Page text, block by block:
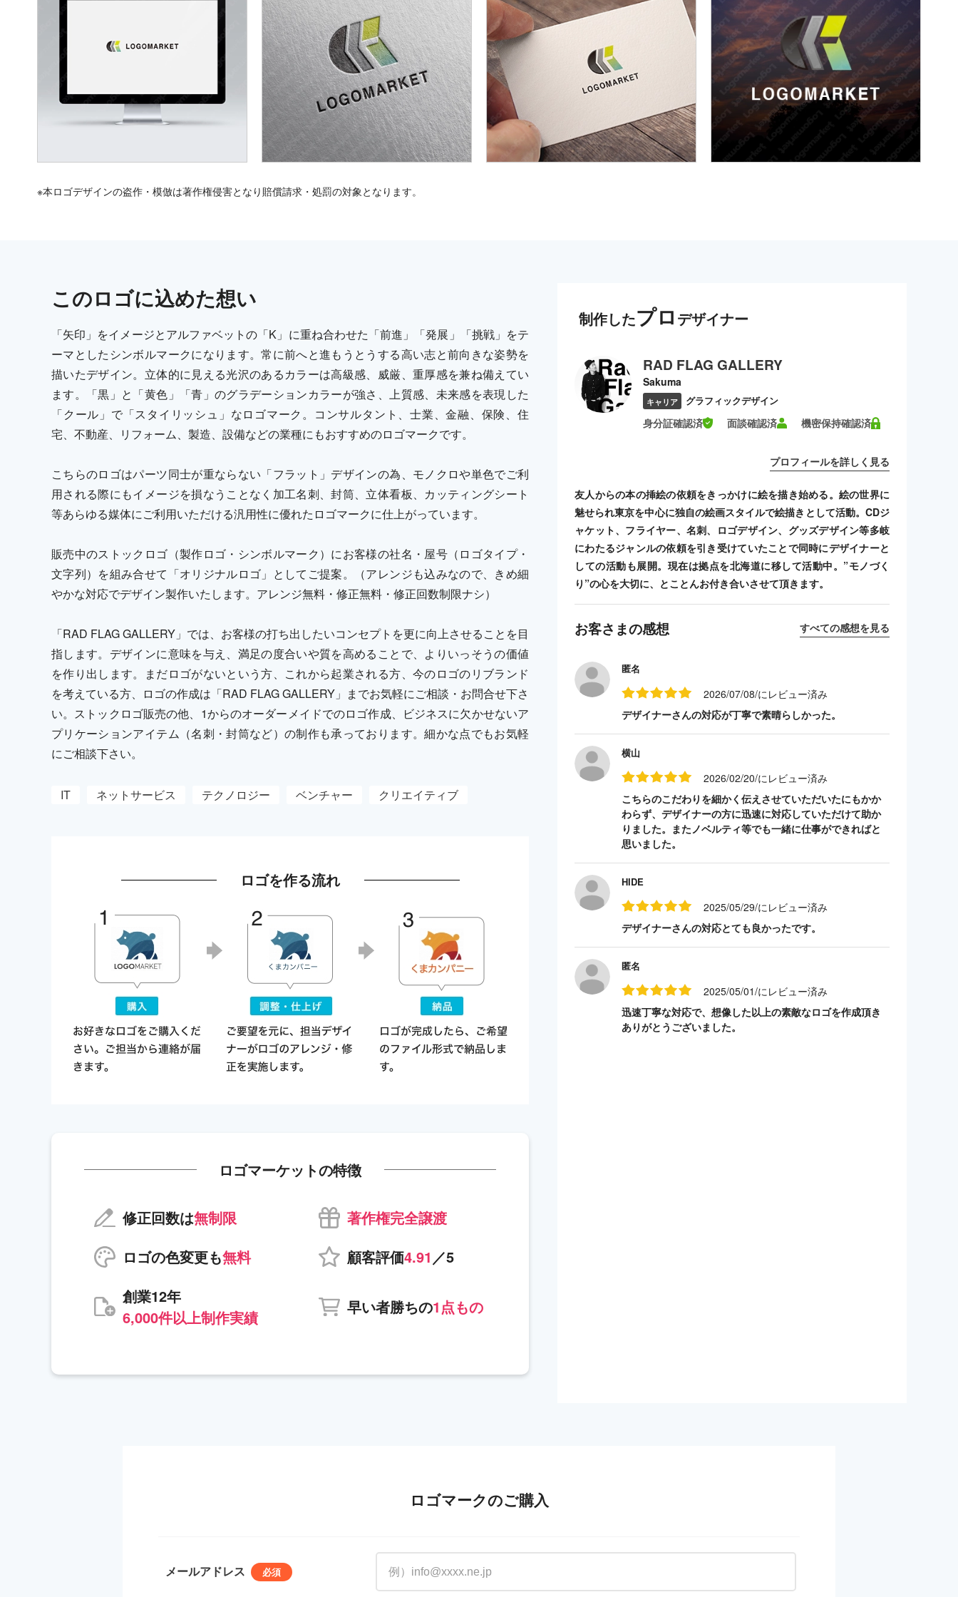
※本ロゴデザインの盗作・模倣は著作権侵害となり賠償請求・処罰の対象となります。
このロゴに込めた想い
「矢印」をイメージとアルファベットの「K」に重ね合わせた「前進」「発展」「挑戦」をテ
ーマとしたシンボルマークになります。常に前へと進もうとうする高い志と前向きな姿勢を
描いたデザイン。立体的に見える光沢のあるカラーは高級感、威厳、重厚感を兼ね備えてい
ます。「黒」と「黄色」「青」のグラデーションカラーが強さ、上質感、未来感を表現した
「クール」で「スタイリッシュ」なロゴマーク。コンサルタント、士業、金融、保険、住
宅、不動産、リフォーム、製造、設備などの業種にもおすすめのロゴマークです。
こちらのロゴはパーツ同士が重ならない「フラット」デザインの為、モノクロや単色でご利
用される際にもイメージを損なうことなく加工名刺、封筒、立体看板、カッティングシート
等あらゆる媒体にご利用いただける汎用性に優れたロゴマークに仕上がっています。
販売中のストックロゴ（製作ロゴ・シンボルマーク）にお客様の社名・屋号（ロゴタイプ・
文字列）を組み合せて「オリジナルロゴ」としてご提案。（アレンジも込みなので、きめ細
やかな対応でデザイン製作いたします。アレンジ無料・修正無料・修正回数制限ナシ）
「RAD FLAG GALLERY」では、お客様の打ち出したいコンセプトを更に向上させることを目
指します。デザインに意味を与え、満足の度合いや質を高めることで、よりいっそうの価値
を作り出します。まだロゴがないという方、これから起業される方、今のロゴのリブランド
を考えている方、ロゴの作成は「RAD FLAG GALLERY」までお気軽にご相談・お問合せ下さ
い。ストックロゴ販売の他、1からのオーダーメイドでのロゴ作成、ビジネスに欠かせないア
プリケーションアイテム（名刺・封筒など）の制作も承っております。細かな点でもお気軽
にご相談下さい。
IT ネットサービス テクノロジー ベンチャー クリエイティブ
ロゴを作る流れ
ロゴマーケットの特徴
修正回数は無制限
著作権完全譲渡
ロゴの色変更も無料 顧客評価4.91 ／5
創業12年
6,000件以上制作実績
早い者勝ちの1点もの
制作したプロ デザイナー
RAD FLAG GALLERY
Sakuma
キャリア グラフィックデザイン
身分証確認済 面談確認済 機密保持確認済
プロフィールを詳しく見る
友人からの本の挿絵の依頼をきっかけに絵を描き始める。絵の世界に
魅せられ東京を中心に独自の絵画スタイルで絵描きとして活動。CDジ
ャケット、フライヤー、名刺、ロゴデザイン、グッズデザイン等多岐
にわたるジャンルの依頼を引き受けていたことで同時にデザイナーと
しての活動も展開。現在は拠点を北海道に移して活動中。”モノづく
り”の心を大切に、とことんお付き合いさせて頂きます。
お客さまの感想 すべての感想を見る
匿名
2026/07/08/にレビュー済み
デザイナーさんの対応が丁寧で素晴らしかった。
横山
2026/02/20/にレビュー済み
こちらのこだわりを細かく伝えさせていただいたにもかか
わらず、デザイナーの方に迅速に対応していただけて助か
りました。またノベルティ等でも一緒に仕事ができればと
思いました。
HIDE
2025/05/29/にレビュー済み
デザイナーさんの対応とても良かったです。
匿名
2025/05/01/にレビュー済み
迅速丁寧な対応で、想像した以上の素敵なロゴを作成頂き
ありがとうございました。
ロゴマークのご購入
メールアドレス